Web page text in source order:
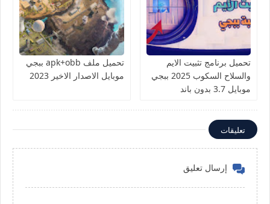
تحميل برنامج تثبيت الايم
والسلاح السكوب 2025 ببجي
موبايل 3.7 بدون باند
تحميل ملف apk+obb ببجي
موبايل الاصدار الاخير 2023
تعليقات
إرسال تعليق